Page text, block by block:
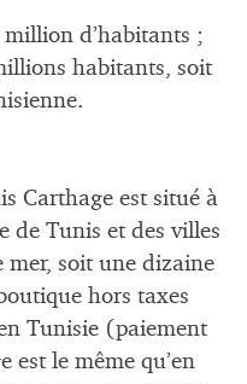
d’habitants ;
habitants, soit
Carthage est situé à
de Tunis et des villes
soit une dizaine
hors taxes
Tunisie (paiement
est le même qu’en